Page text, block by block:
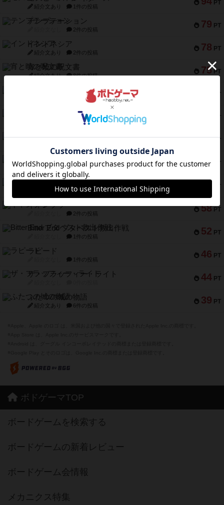
PT
紹介文あり 1件の投稿
79 PT
テンプテーション
2件の投稿
78 PT
インドネシア
紹介文あり 2件の投稿
75 PT
宵と暁の呪文書
紹介文あり 8件の投稿
PT
リスボン・トラム 28
9件の投稿
PT
1件の投稿
66 PT
ブラヴェスト
60 PT
紹介文なし 1件の投稿
PT
スモールワールド
紹介文あり 13件の投稿
58 PT
ギャンブラー
2件の投稿
52 PT
Bitter End ブタペスト救出作戦
1件の投稿
46 PT
ラピード
1件の投稿
44 PT
ザ・フラッフィー・ライト
39 PT
ふたつの城の物語
紹介文あり 6件の投稿
ボドゲーマTOP
ボードゲームを検索する
ボードゲームの新着レビュー
ボードゲーム会情報
メカニクス特集